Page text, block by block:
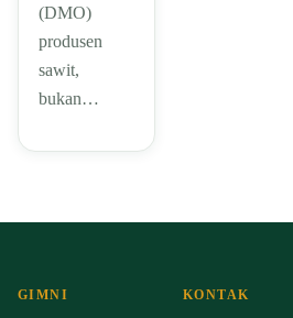
(DMO)
produsen
sawit,
bukan…
GIMNI KONTAK